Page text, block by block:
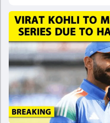
सुथार और हर्ष दुबे को कुलदीप यादव और
मिलने की प्रबल संभावना है। कप्तान
रखते हुए अंतिम 11 का फैसला करेंगे।
ऋषभ पंत और ध्रुव जुरेल जैसे खिलाड़ी
चैंपियनशिप चक्र का हिस्सा नहीं है,
है। अंत में फैंस के सवालों का जवाब देते
गंभीर से जुड़ी जानकारी भी साझा की गई।